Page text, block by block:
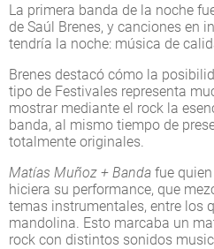
La primera banda de la noche
de Saúl Brenes, y canciones en
tendría la noche: música de
Brenes destacó cómo la
tipo de Festivales representa
mostrar mediante el rock la
banda, al mismo tiempo de
totalmente originales.
Matías Muñoz + Banda fue
hiciera su performance, que
temas instrumentales, entre los
mandolina. Esto marcaba un
rock con distintos sonidos